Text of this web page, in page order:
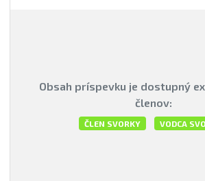
Obsah príspevku je dostupný
členov:
ČLEN SVORKY VODCA